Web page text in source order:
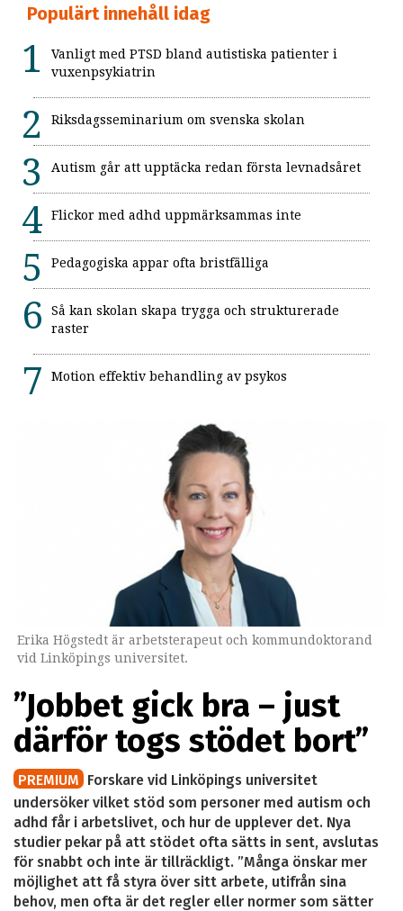
Populärt innehåll idag
Vanligt med PTSD bland autistiska patienter i
vuxenpsykiatrin
Riksdagsseminarium om svenska skolan
Autism går att upptäcka redan första levnadsåret
Flickor med adhd uppmärksammas inte
Pedagogiska appar ofta bristfälliga
Så kan skolan skapa trygga och strukturerade
raster
Motion effektiv behandling av psykos
Erika Högstedt är arbetsterapeut och kommundoktorand
vid Linköpings universitet.
”Jobbet gick bra – just
därför togs stödet bort”
PREMIUM Forskare vid Linköpings universitet
undersöker vilket stöd som personer med autism och
adhd får i arbetslivet, och hur de upplever det. Nya
studier pekar på att stödet ofta sätts in sent, avslutas
för snabbt och inte är tillräckligt. ”Många önskar mer
möjlighet att få styra över sitt arbete, utifrån sina
behov, men ofta är det regler eller normer som sätter